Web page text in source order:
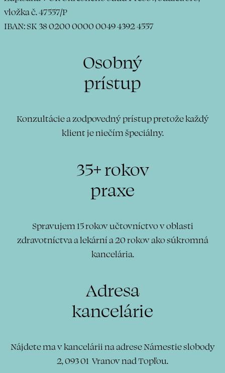
vložka č. 47557/P
IBAN: SK 38 0200 0000 0049 4392 4557
Osobný
prístup
Konzultácie a zodpovedný prístup pretože každý
klient je niečím špeciálny.
35+ rokov
praxe
Spravujem 15 rokov učtovníctvo v oblasti
zdravotníctva a lekární a 20 rokov ako súkromná
kancelária.
Adresa
kancelárie
Nájdete ma v kancelárii na adreseNámestie slobody
2,093 01 Vranov nad Topľou.